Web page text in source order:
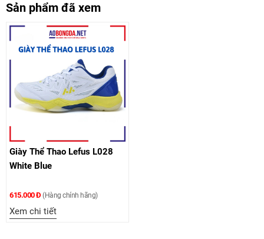
Sản phẩm đã xem
Giày Thể Thao Lefus L028
White Blue
615.000 Đ (Hàng chính hãng)
Xem chi tiết